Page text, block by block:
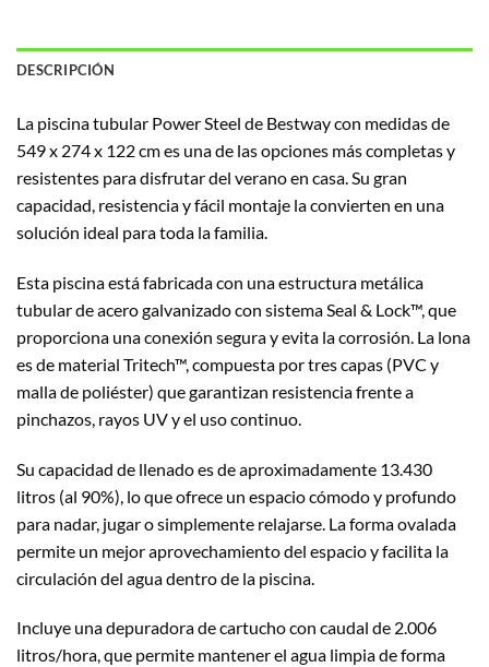
DESCRIPCIÓN
La piscina tubular Power Steel de Bestway con medidas de
549 x 274 x 122 cm es una de las opciones más completas y
resistentes para disfrutar del verano en casa. Su gran
capacidad, resistencia y fácil montaje la convierten en una
solución ideal para toda la familia.
Esta piscina está fabricada con una estructura metálica
tubular de acero galvanizado con sistema Seal & Lock™, que
proporciona una conexión segura y evita la corrosión. La lona
es de material Tritech™, compuesta por tres capas (PVC y
malla de poliéster) que garantizan resistencia frente a
pinchazos, rayos UV y el uso continuo.
Su capacidad de llenado es de aproximadamente 13.430
litros (al 90%), lo que ofrece un espacio cómodo y profundo
para nadar, jugar o simplemente relajarse. La forma ovalada
permite un mejor aprovechamiento del espacio y facilita la
circulación del agua dentro de la piscina.
Incluye una depuradora de cartucho con caudal de 2.006
litros/hora, que permite mantener el agua limpia de forma